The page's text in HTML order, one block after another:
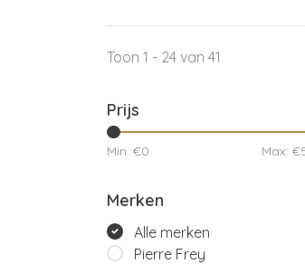
Toon 1 - 24 van 41
Prijs
Min: €0 Max: €
Merken
Alle merken
Pierre Frey